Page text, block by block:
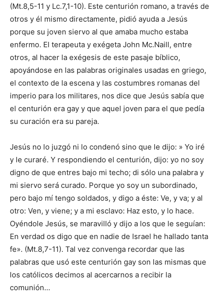
(Mt.8,5-11 y Lc.7,1-10). Este centurión romano, a través de
otros y él mismo directamente, pidió ayuda a Jesús
porque su joven siervo al que amaba mucho estaba
enfermo. El terapeuta y exégeta John Mc.Naill, entre
otros, al hacer la exégesis de este pasaje bíblico,
apoyándose en las palabras originales usadas en griego,
el contexto de la escena y las costumbres romanas del
imperio para los militares, nos dice que Jesús sabía que
el centurión era gay y que aquel joven para el que pedía
su curación era su pareja.
Jesús no lo juzgó ni lo condenó sino que le dijo: » Yo iré
y le curaré. Y respondiendo el centurión, dijo: yo no soy
digno de que entres bajo mi techo; di sólo una palabra y
mi siervo será curado. Porque yo soy un subordinado,
pero bajo mí tengo soldados, y digo a éste: Ve, y va; y al
otro: Ven, y viene; y a mi esclavo: Haz esto, y lo hace.
Oyéndole Jesús, se maravilló y dijo a los que le seguían:
En verdad os digo que en nadie de Israel he hallado tanta
fe». (Mt.8,7-11). Tal vez convenga recordar que las
palabras que usó este centurión gay son las mismas que
los católicos decimos al acercarnos a recibir la
comunión…